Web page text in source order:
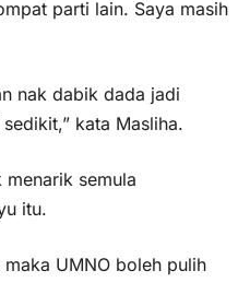
parti lain. Saya masih
nak dabik dada jadi
kata Masliha.
semula
itu.
UMNO boleh pulih